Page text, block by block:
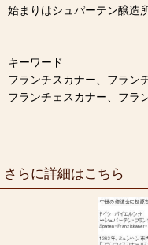
始まりはシュパーテン醸造
キーワード
フランチスカナー、フラン
フランチェスカナー、フラ
さらに詳細はこちら